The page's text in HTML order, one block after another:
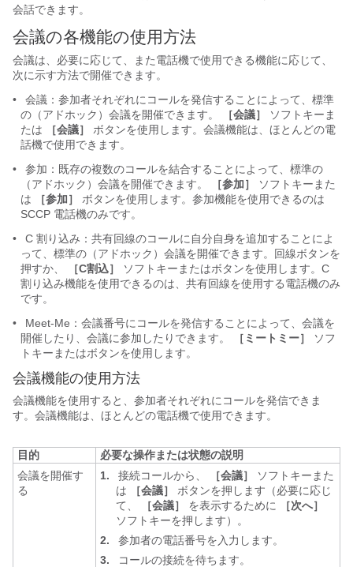
会話できます。
会議の各機能の使用方法
会議は、必要に応じて、また電話機で使用できる機能に応じて、
次に示す方法で開催できます。
•
会議：参加者それぞれにコールを発信することによって、標準
の（アドホック）会議を開催できます。
［会議］
ソフトキーま
たは ［会議］
ボタンを使用します。会議機能は、ほとんどの電
話機で使用できます。
•
参加：既存の複数のコールを結合することによって、標準の
（アドホック）会議を開催できます。
［参加］
ソフトキーまた
は ［参加］
ボタンを使用します。参加機能を使用できるのは
SCCP 電話機のみです。
•
C 割り込み：共有回線のコールに自分自身を追加することによ
って、標準の（アドホック）会議を開催できます。回線ボタンを
押すか、
［C割込］
ソフトキーまたはボタンを使用します。C
割り込み機能を使用できるのは、共有回線を使用する電話機のみ
です。
•
Meet-Me：会議番号にコールを発信することによって、会議を
開催したり、会議に参加したりできます。
［ミートミー］
ソフ
トキーまたはボタンを使用します。
会議機能の使用方法
会議機能を使用すると、参加者それぞれにコールを発信できま
す。会議機能は、ほとんどの電話機で使用できます。
目的
必要な操作または状態の説明
会議を開催す
る
1. 接続コールから、 ［会議］
ソフトキーまた
は ［会議］
ボタンを押します（必要に応じ
て、
［会議］ を表示するために
［次へ］
ソフトキーを押します）。
2.
参加者の電話番号を入力します。
3.
コールの接続を待ちます。